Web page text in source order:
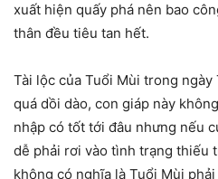
xuất hiện quấy phá nên bao
thân đều tiêu tan hết.
Tài lộc của Tuổi Mùi trong
quá dồi dào, con giáp này
nhập có tốt tới đâu nhưng nếu
dễ phải rơi vào tình trạng thiếu
không có nghĩa là Tuổi Mùi